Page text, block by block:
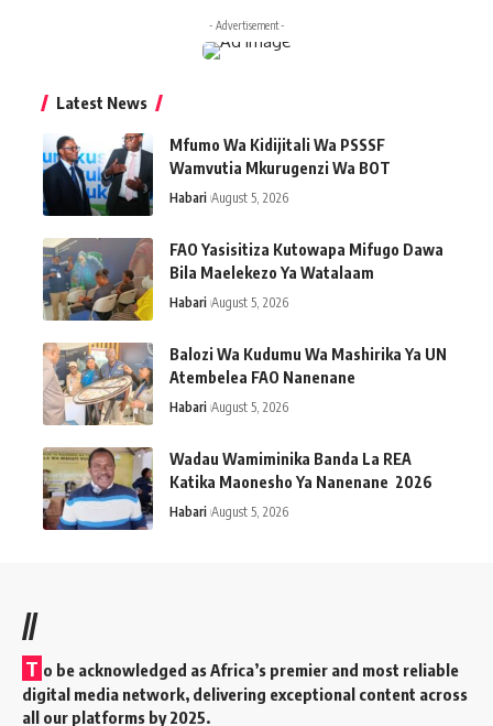
- Advertisement -
Latest News
Mfumo Wa Kidijitali Wa PSSSF
Wamvutia Mkurugenzi Wa BOT
Habari August 5, 2026
FAO Yasisitiza Kutowapa Mifugo Dawa
Bila Maelekezo Ya Watalaam
Habari August 5, 2026
Balozi Wa Kudumu Wa Mashirika Ya UN
Atembelea FAO Nanenane
Habari August 5, 2026
Wadau Wamiminika Banda La REA
Katika Maonesho Ya Nanenane 2026
Habari August 5, 2026
//
T o be acknowledged as Africa’s premier and most reliable
digital media network, delivering exceptional content across
all our platforms by 2025.